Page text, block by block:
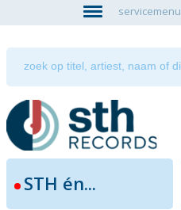
servicemenu
STH én...